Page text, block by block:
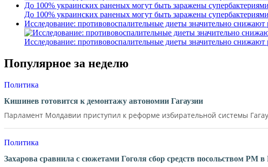
До 100% украинских раненых могут быть заражены
До 100% украинских раненых могут быть заражены
Исследование: противовоспалительные диеты значительно снижают
Исследование: противовоспалительные диеты значительно снижают
Популярное за неделю
Политика
Кишинев готовится к демонтажу автономии Гагаузии
Парламент Молдавии приступил к реформе избирательной системы
Политика
Захарова сравнила с сюжетами Гоголя сбор средств посольством РМ